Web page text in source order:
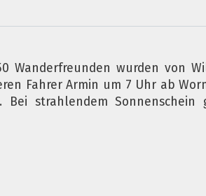
Wanderfreunden wurden von
Fahrer Armin um 7 Uhr ab
strahlendem